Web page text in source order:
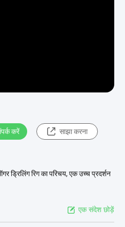
करें साझा करना
ड्रिलिंग रिग का परिचय, एक उच्च प्रदर्शन
एक संदेश छोड़ें